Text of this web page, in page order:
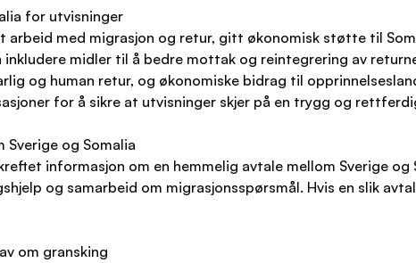
for utvisninger
arbeid med migrasjon og retur, gitt økonomisk støtte til
midler til å bedre mottak og reintegrering av
og human retur, og økonomiske bidrag til
for å sikre at utvisninger skjer på en trygg og
Sverige og Somalia
informasjon om en hemmelig avtale mellom Sverige
og samarbeid om migrasjonsspørsmål. Hvis en slik
om gransking